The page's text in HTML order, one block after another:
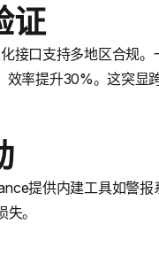
证
接口支持多地区合规
率提升30%。这突显
提供内建工具如警
。